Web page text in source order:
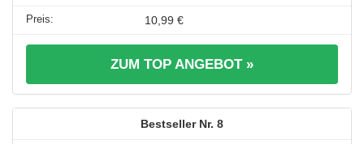
10,99 €
ZUM TOP ANGEBOT »
8